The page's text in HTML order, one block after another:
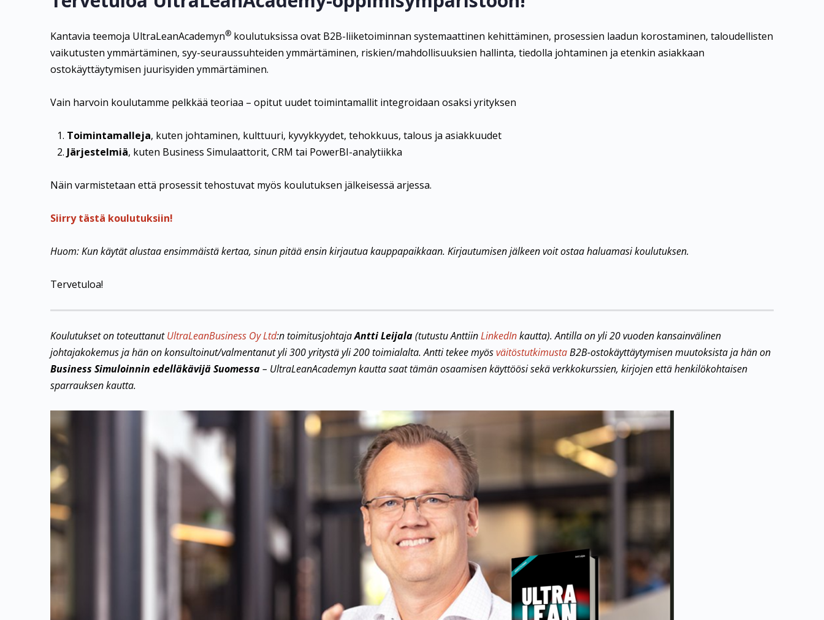
Kantavia teemoja UltraLeanAcademyn® koulutuksissa ovat B2B-liiketoiminnan systemaattinen kehittäminen, prosessien laadun korostaminen, taloudellisten
vaikutusten ymmärtäminen, syy-seuraussuhteiden ymmärtäminen, riskien/mahdollisuuksien hallinta, tiedolla johtaminen ja etenkin asiakkaan
ostokäyttäytymisen juurisyiden ymmärtäminen.
Vain harvoin koulutamme pelkkää teoriaa – opitut uudet toimintamallit integroidaan osaksi yrityksen
Toimintamalleja, kuten johtaminen, kulttuuri, kyvykkyydet, tehokkuus, talous ja asiakkuudet
Järjestelmiä, kuten Business Simulaattorit, CRM tai PowerBI-analytiikka
Näin varmistetaan että prosessit tehostuvat myös koulutuksen jälkeisessä arjessa.
Siirry tästä koulutuksiin!
Huom: Kun käytät alustaa ensimmäistä kertaa, sinun pitää ensin kirjautua kauppapaikkaan. Kirjautumisen jälkeen voit ostaa haluamasi koulutuksen.
Tervetuloa!
Koulutukset on toteuttanutUltraLeanBusiness Oy Ltd:n toimitusjohtajaAntti Leijala(tutustu AnttiinLinkedInkautta). Antilla on yli 20 vuoden kansainvälinen
johtajakokemus ja hän on konsultoinut/valmentanut yli 300 yritystä yli 200 toimialalta. Antti tekee myösväitöstutkimustaB2B-ostokäyttäytymisen muutoksista ja hän on
Business Simuloinnin edelläkävijä Suomessa– UltraLeanAcademyn kautta saat tämän osaamisen käyttöösi sekä verkkokurssien, kirjojen että henkilökohtaisen
sparrauksen kautta.